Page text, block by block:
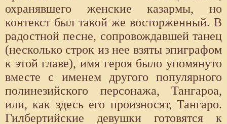
охранявшего женские казармы, но
контекст был такой же восторженный. В
радостной песне, сопровождавшей танец
(несколько строк из нее взяты эпиграфом
к этой главе), имя героя было упомянуто
вместе с именем другого популярного
полинезийского персонажа, Тангароа,
или, как здесь его произносят, Тангаро.
Гилбертийские девушки готовятся к